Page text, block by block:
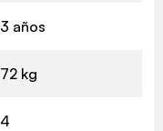
3 años
72 kg
4